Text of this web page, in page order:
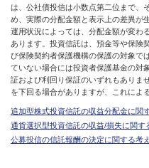
は、公社債投信は小数点第二位まで、
め、実際の分配金額と表示上の差異が
運用状況によっては、分配金額が変わ
あります。投資信託は、預金等や保険
び保険契約者保護機構の保護の対象で
ていない場合には投資者保護基金の対
証および利回り保証のいずれもありま
を下回る場合がありますが、これによ
追加型株式投資信託の収益分配金に関
通貨選択型投資信託の収益/損失に関す
公募投信の信託報酬の決定に関する考